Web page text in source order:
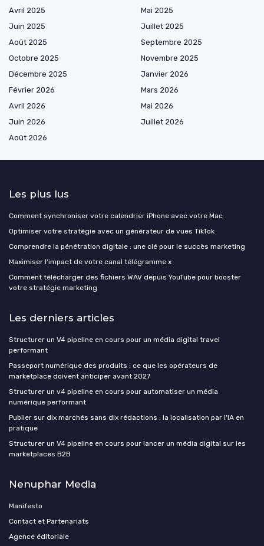
Avril 2025
Mai 2025
Juin 2025
Juillet 2025
Août 2025
Septembre 2025
Octobre 2025
Novembre 2025
Décembre 2025
Janvier 2026
Février 2026
Mars 2026
Avril 2026
Mai 2026
Juin 2026
Juillet 2026
Août 2026
Les plus lus
Comment synchroniser votre calendrier iPhone avec votre Mac
Optimiser votre stratégie avec un générateur de vues TikTok
Comprendre la pénétration digitale : une clé pour le succès marketing
Maximiser l'impact de votre canal télégramme x
Comment télécharger des fichiers WAV depuis YouTube pour booster
votre stratégie marketing
Les derniers articles
Structurer un V4 pipeline en cours pour un média digital travel
performant
Passeport numérique des produits : ce que les opérateurs de
marketplace doivent anticiper avant 2027
Structurer un v4 pipeline en cours pour automatiser un média
numérique performant
Publier sur dix marchés sans dix rédactions : la localisation par l'IA en
pratique
Structurer un V4 pipeline en cours pour lancer un média digital sur les
marketplaces B2B
Nenuphar Media
Manifesto
Contact et Partenariats
Agence éditoriale